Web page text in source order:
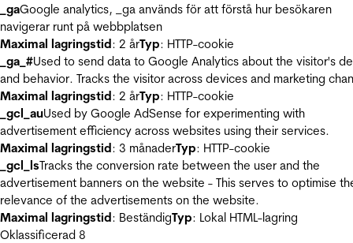
_gaGoogle analytics, _ga används för att förstå hur besökaren
navigerar runt på webbplatsen
Maximal lagringstid: 2 årTyp: HTTP-cookie
_ga_#Used to send data to Google Analytics about the visitor's
and behavior. Tracks the visitor across devices and marketing
Maximal lagringstid: 2 årTyp: HTTP-cookie
_gcl_auUsed by Google AdSense for experimenting with
advertisement efficiency across websites using their services.
Maximal lagringstid: 3 månaderTyp: HTTP-cookie
_gcl_lsTracks the conversion rate between the user and the
advertisement banners on the website - This serves to optimise
relevance of the advertisements on the website.
Maximal lagringstid: BeständigTyp: Lokal HTML-lagring
Oklassificerad 8